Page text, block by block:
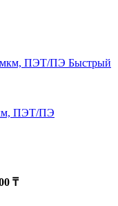
Быстрый
ПЭТ/ПЭ
₸